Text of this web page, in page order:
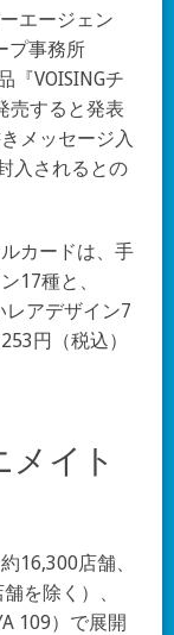
エージェン
プ事務所
『VOISINGチ
売すると発表
メッセージ入
入されるとの
カードは、手
17種と、
レアデザイン7
円（税込）
イト
16,300店舗、
を除く）、
109）で展開